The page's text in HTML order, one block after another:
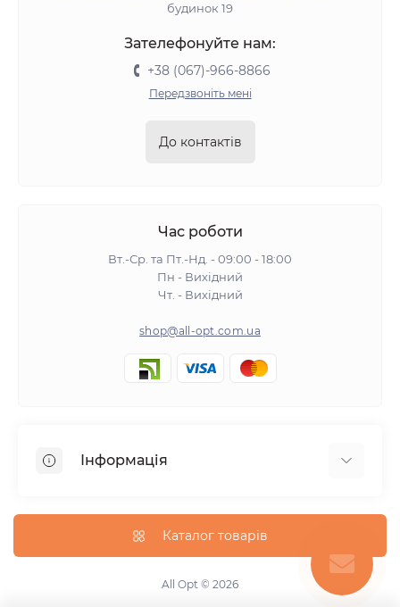
будинок 19
Зателефонуйте нам:
+38 (067)-966-8866
Передзвоніть мені
До контактів
Час роботи
Вт.-Ср. та Пт.-Нд. - 09:00 - 18:00
Пн - Вихідний
Чт. - Вихідний
shop@all-opt.com.ua
Інформація
Оплата та доставка
Повернення та обмін
Політика конфіденційності
Каталог товарів
All Opt © 2026